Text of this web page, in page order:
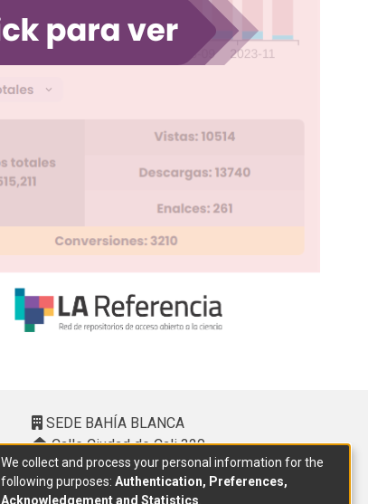
SEDE BAHÍA BLANCA
Calle Ciudad de Cali 320 –
(8000). Universidad Provincial del
Sudoeste (UPSO)
We collect and process your personal information for the
following purposes: Authentication, Preferences,
Acknowledgement and Statistics